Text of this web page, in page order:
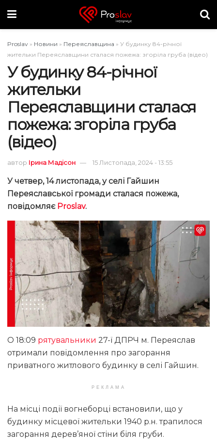
Proslav » Новини » Переяславщина » У будинку 84-річної
жительки Переяславщини сталася пожежа: згоріла груба (відео)
У будинку 84-річної
жительки
Переяславщини сталася
пожежа: згоріла груба
(відео)
автор Ірина Мадісон 15 Листопада, 2024 - 13:55
У четвер, 14 листопада, у селі Гайшин
Переяславської громади сталася пожежа,
повідомляє Proslav.
О 18:09 рятувальники 27-ї ДПРЧ м. Переяслав
отримали повідомлення про загорання
приватного житлового будинку в селі Гайшин.
РЕКЛАМА
На місці події вогнеборці встановили, що у
будинку місцевої жительки 1940 р.н. трапилося
загорання дерев’яної стіни біля груби.